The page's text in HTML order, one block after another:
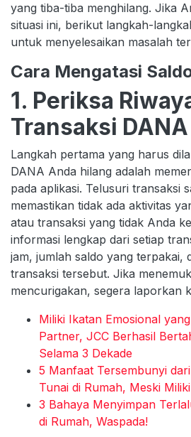
yang tiba-tiba menghilang. Jika
situasi ini, berikut langkah-
untuk menyelesaikan masalah
Cara Mengatasi
1. Periksa
Transaksi DANA
Langkah pertama yang harus
DANA Anda hilang adalah
pada aplikasi. Telusuri transaksi
memastikan tidak ada aktivitas
atau transaksi yang tidak Anda
informasi lengkap dari setiap
jam, jumlah saldo yang terpakai,
transaksi tersebut. Jika
mencurigakan, segera laporkan
Miliki Ikatan Emosional
Partner, JCC Berhasil
Selama 3 Dekade
5 Manfaat Tersembunyi
Tunai di Rumah, Meski
3 Bahaya Menyimpan
di Rumah, Waspada!